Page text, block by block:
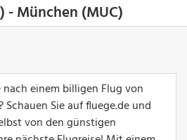
- München (MUC)
nach einem billigen Flug von
Sie auf fluege.de und
von den günstigen